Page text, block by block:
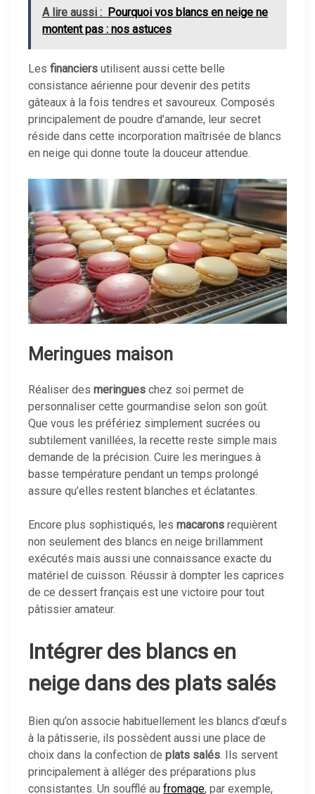
A lire aussi : Pourquoi vos blancs en neige ne
montent pas : nos astuces
Les financiers utilisent aussi cette belle
consistance aérienne pour devenir des petits
gâteaux à la fois tendres et savoureux. Composés
principalement de poudre d’amande, leur secret
réside dans cette incorporation maîtrisée de blancs
en neige qui donne toute la douceur attendue.
Meringues maison
Réaliser des meringues chez soi permet de
personnaliser cette gourmandise selon son goût.
Que vous les préfériez simplement sucrées ou
subtilement vanillées, la recette reste simple mais
demande de la précision. Cuire les meringues à
basse température pendant un temps prolongé
assure qu’elles restent blanches et éclatantes.
Encore plus sophistiqués, les macarons requièrent
non seulement des blancs en neige brillamment
exécutés mais aussi une connaissance exacte du
matériel de cuisson. Réussir à dompter les caprices
de ce dessert français est une victoire pour tout
pâtissier amateur.
Intégrer des blancs en
neige dans des plats salés
Bien qu’on associe habituellement les blancs d’œufs
à la pâtisserie, ils possèdent aussi une place de
choix dans la confection de plats salés. Ils servent
principalement à alléger des préparations plus
consistantes. Un soufflé au fromage, par exemple,